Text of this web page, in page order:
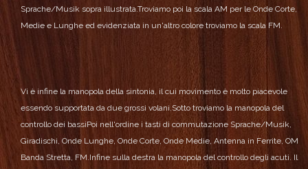
Sprache/Musik sopra illustrata.Troviamo poi la scala AM per le Onde Corte,
Medie e Lunghe ed evidenziata in un'altro colore troviamo la scala FM.
Vi è infine la manopola della sintonia, il cui movimento è molto piacevole
essendo supportata da due grossi volani.Sotto troviamo la manopola del
controllo dei bassiPoi nell'ordine i tasti di commutazione Sprache/Musik,
Giradischi, Onde Lunghe, Onde Corte, Onde Medie, Antenna in Ferrite, OM
Banda Stretta, FM.Infine sulla destra la manopola del controllo degli acuti. Il